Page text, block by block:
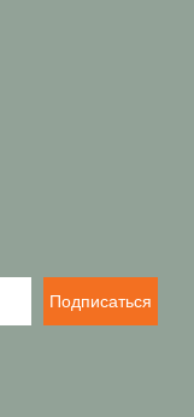
Подписаться